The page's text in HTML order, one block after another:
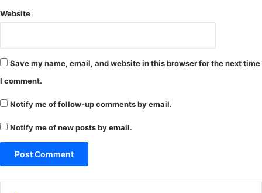
Website
Save my name, email, and website in this browser for the next time
I comment.
Notify me of follow-up comments by email.
Notify me of new posts by email.